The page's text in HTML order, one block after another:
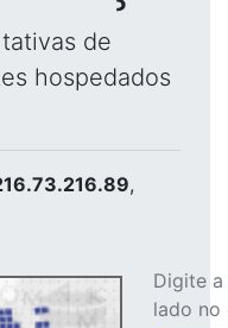
de
hospedados
,
Digite
lado no